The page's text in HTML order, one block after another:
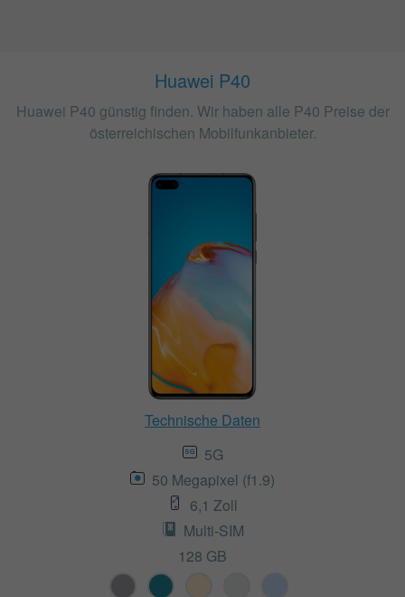
Huawei P40
Huawei P40 günstig finden. Wir haben alle P40 Preise der
österreichischen Mobilfunkanbieter.
Technische Daten
5G
50 Megapixel (f1.9)
6,1 Zoll
Multi-SIM
128 GB